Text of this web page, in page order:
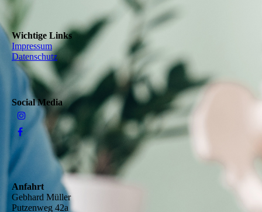
Wichtige Links
Impressum
Datenschutz
Social Media
Anfahrt
Gebhard Müller
Putzenweg 42a